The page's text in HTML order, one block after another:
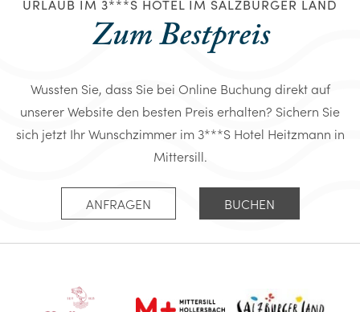
URLAUB IM 3***S HOTEL IM SALZBURGER LAND
Zum Bestpreis
Wussten Sie, dass Sie bei Online Buchung direkt auf
unserer Website den besten Preis erhalten? Sichern Sie
sich jetzt Ihr Wunschzimmer im 3***S Hotel Heitzmann in
Mittersill.
ANFRAGEN BUCHEN